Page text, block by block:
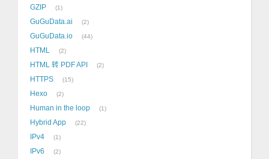
GZIP 1
GuGuData.ai 2
GuGuData.io 44
HTML 2
HTML 转 PDF API 2
HTTPS 15
Hexo 2
Human in the loop 1
Hybrid App 22
IPv4 1
IPv6 2